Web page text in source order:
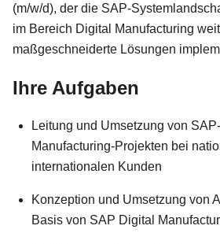
(m/w/d), der die SAP-
im Bereich Digital Manufacturing
maßgeschneiderte Lösungen
Ihre Aufgaben
Leitung und Umsetzung von
Manufacturing-Projekten bei
internationalen Kunden
Konzeption und Umsetzung von
Basis von SAP Digital